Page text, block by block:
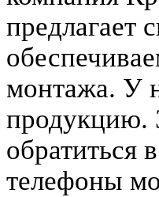
предлагает
монтажа. У
продукцию.
обратиться
телефоны